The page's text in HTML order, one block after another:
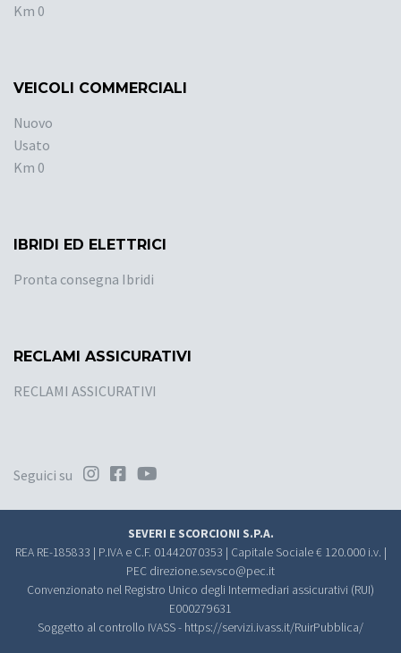
Km 0
VEICOLI COMMERCIALI
Nuovo
Usato
Km 0
IBRIDI ED ELETTRICI
Pronta consegna Ibridi
RECLAMI ASSICURATIVI
RECLAMI ASSICURATIVI
Seguici su
SEVERI E SCORCIONI S.P.A.
REA RE-185833 | P.IVA e C.F. 01442070353 | Capitale Sociale € 120.000 i.v. |
PEC direzione.sevsco@pec.it
Convenzionato nel Registro Unico degli Intermediari assicurativi (RUI)
E000279631
Soggetto al controllo IVASS - https://servizi.ivass.it/RuirPubblica/